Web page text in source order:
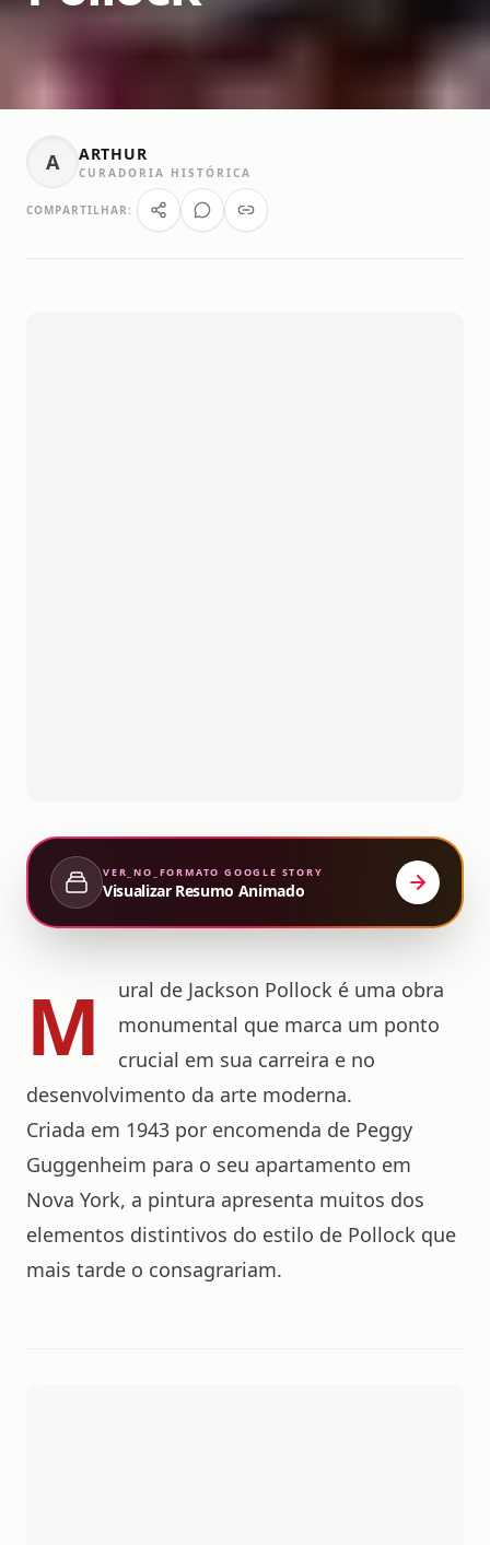
A ARTHUR
CURADORIA HISTÓRICA
COMPARTILHAR:
VER_NO_FORMATO GOOGLE STORY
Visualizar Resumo Animado
M
ural de Jackson Pollock é uma obra
monumental que marca um ponto
crucial em sua carreira e no
desenvolvimento da arte moderna.
Criada em 1943 por encomenda de Peggy
Guggenheim para o seu apartamento em
Nova York, a pintura apresenta muitos dos
elementos distintivos do estilo de Pollock que
mais tarde o consagrariam.